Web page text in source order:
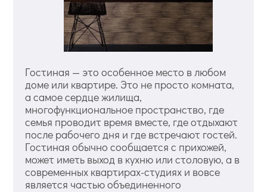
Гостиная — это особенное место в любом
доме или квартире. Это не просто комната,
а самое сердце жилища,
многофункциональное пространство, где
семья проводит время вместе, где отдыхают
после рабочего дня и где встречают гостей.
Гостиная обычно сообщается с прихожей,
может иметь выход в кухню или столовую, а в
современных квартирах-студиях и вовсе
является частью объединенного